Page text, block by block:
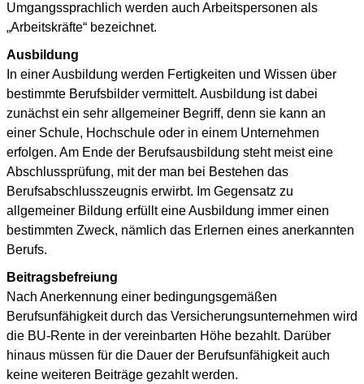
Umgangssprachlich werden auch Arbeitspersonen als
„Arbeitskräfte“ bezeichnet.
Ausbildung
In einer Ausbildung werden Fertigkeiten und Wissen über
bestimmte Berufsbilder vermittelt. Ausbildung ist dabei
zunächst ein sehr allgemeiner Begriff, denn sie kann an
einer Schule, Hochschule oder in einem Unternehmen
erfolgen. Am Ende der Berufsausbildung steht meist eine
Abschlussprüfung, mit der man bei Bestehen das
Berufsabschlusszeugnis erwirbt. Im Gegensatz zu
allgemeiner Bildung erfüllt eine Ausbildung immer einen
bestimmten Zweck, nämlich das Erlernen eines anerkannten
Berufs.
Beitragsbefreiung
Nach Anerkennung einer bedingungsgemäßen
Berufsunfähigkeit durch das Versicherungsunternehmen wird
die BU-Rente in der vereinbarten Höhe bezahlt. Darüber
hinaus müssen für die Dauer der Berufsunfähigkeit auch
keine weiteren Beiträge gezahlt werden.